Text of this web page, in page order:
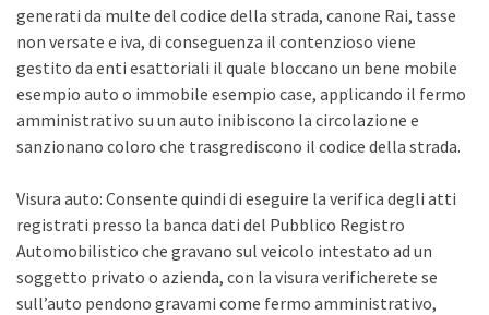
generati da multe del codice della strada, canone Rai, tasse
non versate e iva, di conseguenza il contenzioso viene
gestito da enti esattoriali il quale bloccano un bene mobile
esempio auto o immobile esempio case, applicando il fermo
amministrativo su un auto inibiscono la circolazione e
sanzionano coloro che trasgrediscono il codice della strada.
Visura auto: Consente quindi di eseguire la verifica degli atti
registrati presso la banca dati del Pubblico Registro
Automobilistico che gravano sul veicolo intestato ad un
soggetto privato o azienda, con la visura verificherete se
sull’auto pendono gravami come fermo amministrativo,